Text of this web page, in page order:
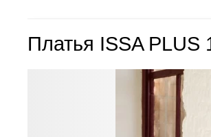
Платья ISSA PLUS